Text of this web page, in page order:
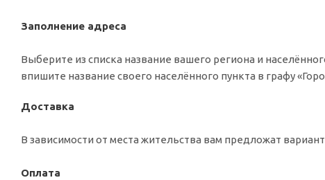
Заполнение адреса
Выберите из списка название вашего региона и
впишите название своего населённого пункта в графу
Доставка
В зависимости от места жительства вам предложат
Оплата